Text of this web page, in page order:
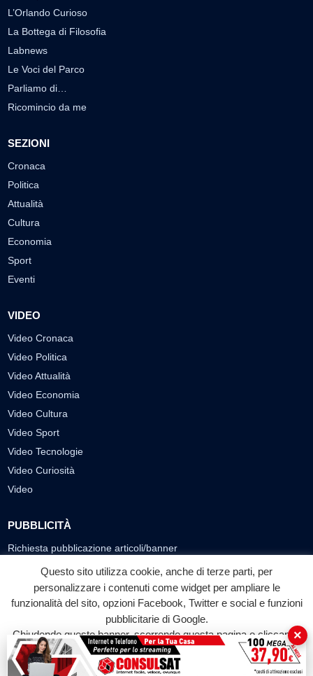
L’Orlando Curioso
La Bottega di Filosofia
Labnews
Le Voci del Parco
Parliamo di…
Ricomincio da me
SEZIONI
Cronaca
Politica
Attualità
Cultura
Economia
Sport
Eventi
VIDEO
Video Cronaca
Video Politica
Video Attualità
Video Economia
Video Cultura
Video Sport
Video Tecnologie
Video Curiosità
Video
PUBBLICITÀ
Richiesta pubblicazione articoli/banner
SEGUICI SUI SOCIAL
f
Facebook
◎ ▶
YouTube
© 2026 LABTV - Tutti i diritti riservati
Questo sito utilizza cookie, anche di terze parti, per
personalizzare i contenuti come widget per ampliare le
funzionalità del sito, opzioni Facebook, Twitter e social e funzioni
pubblicitarie di Google.
Chiudendo questo banner, scorrendo questa pagina o cliccando
su qualunque suo elemento acconsenti all'uso dei cookie.
Accetta
×